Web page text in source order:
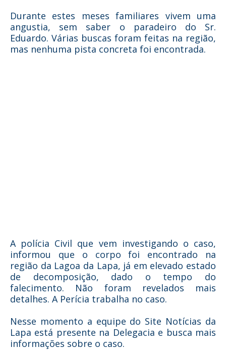
Durante estes meses familiares vivem uma
angustia, sem saber o paradeiro do Sr.
Eduardo. Várias buscas foram feitas na região,
mas nenhuma pista concreta foi encontrada.
A polícia Civil que vem investigando o caso,
informou que o corpo foi encontrado na
região da Lagoa da Lapa, já em elevado estado
de decomposição, dado o tempo do
falecimento. Não foram revelados mais
detalhes. A Perícia trabalha no caso.
Nesse momento a equipe do Site Notícias da
Lapa está presente na Delegacia e busca mais
informações sobre o caso.